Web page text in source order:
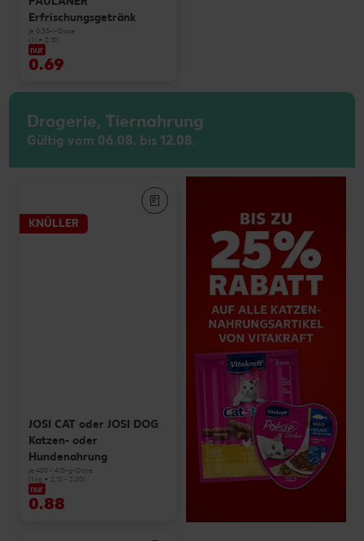
Erfrischungsgetränk
je 0,33-l-Dose
(1 l = 2.10)
nur
0.69
Drogerie, Tiernahrung
Gültig vom 06.08. bis 12.08.
KNÜLLER
JOSI CAT oder JOSI DOG
Katzen- oder
Hundenahrung
je 400 - 415-g-Dose
(1 kg = 2.12 - 2.20)
nur
0.88